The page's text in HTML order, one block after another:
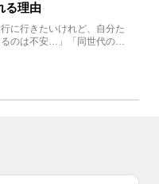
る理由
行に行きたいけれど、自分た
のは不安…」「同世代の方